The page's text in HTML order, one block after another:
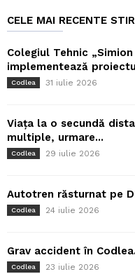
CELE MAI RECENTE
Colegiul Tehnic
implementează
Codlea 31 iulie 2026
Viața la o secundă
multiple, urmare...
Codlea 29 iulie 2026
Autotren răsturnat pe
Codlea 24 iulie 2026
Grav accident în
Codlea 23 iulie 2026